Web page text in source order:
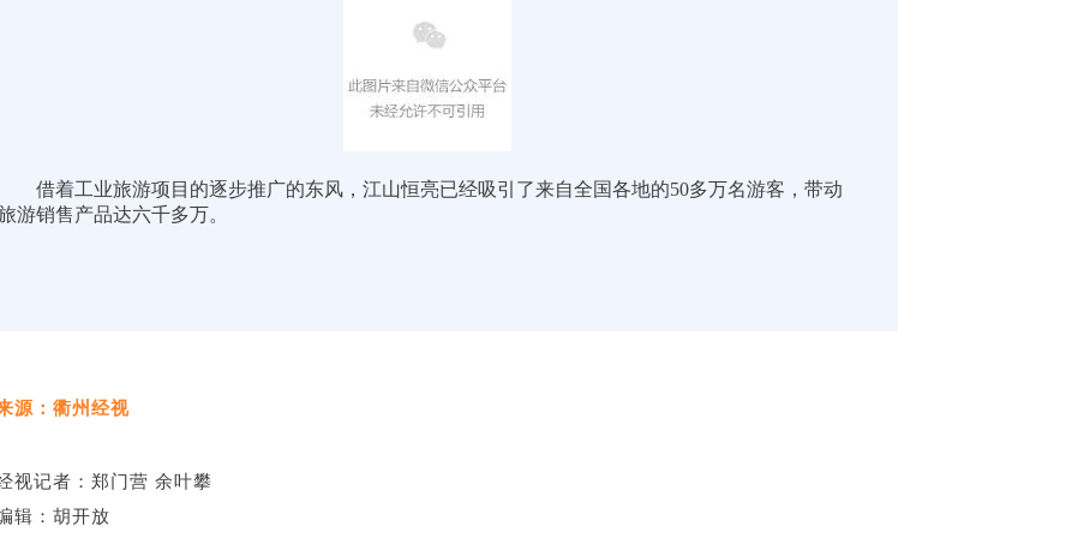
借着工业旅游项目的逐步推广的东风，江山恒亮已经吸引了来自全国各地的50多万名游客，带动
游销售产品达六千多万。
源：衢州经视
视记者：郑门营 余叶攀
辑：胡开放